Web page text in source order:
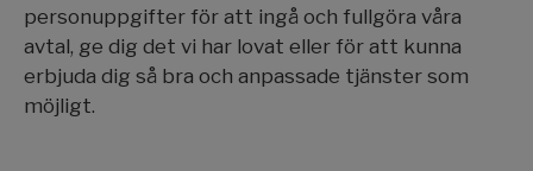
personuppgifter för att ingå och fullgöra våra
avtal, ge dig det vi har lovat eller för att kunna
erbjuda dig så bra och anpassade tjänster som
möjligt.